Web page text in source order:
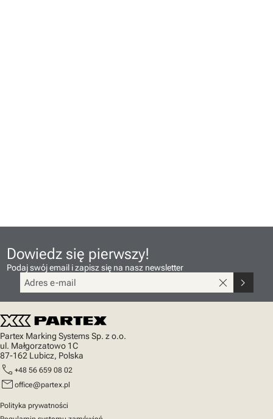
Dowiedz się pierwszy!
Podaj swój email i zapisz się na nasz newsletter
close chevron_right
Partex Marking Systems Sp. z o.o.
ul. Małgorzatowo 1C
87-162 Lubicz, Polska
call +48 56 659 08 02
mail office@partex.pl
Polityka prywatności